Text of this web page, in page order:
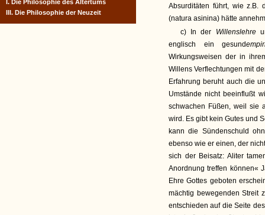
Absurditäten führt, wie z.B.
(natura asinina) hätte
c) In der Willenslehre
englisch ein gesund
Wirkungsweisen der in
Willens Verflechtungen mit
Erfahrung beruht auch die
Umstände nicht beeinflußt
schwachen Füßen, weil sie
wird. Es gibt kein Gutes und
kann die Sündenschuld
ebenso wie er einen, der
sich der Beisatz: Aliter
Anordnung treffen können«
Ehre Gottes geboten
mächtig bewegenden Streit
entschieden auf die Seite
I. Die Philosophie des Altertums
III. Die Philosophie der Neuzeit